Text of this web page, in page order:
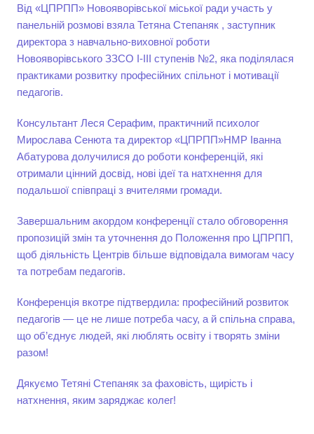
Від «ЦПРПП» Новояворівської міської ради участь у
панельній розмові взяла Тетяна Степаняк , заступник
директора з навчально-виховної роботи
Новояворівського ЗЗСО І-ІІІ ступенів №2, яка поділялася
практиками розвитку професійних спільнот і мотивації
педагогів.
Консультант Леся Серафим, практичний психолог
Мирослава Сенюта та директор «ЦПРПП»НМР Іванна
Абатурова долучилися до роботи конференцій, які
отримали цінний досвід, нові ідеї та натхнення для
подальшої співпраці з вчителями громади.
Завершальним акордом конференції стало обговорення
пропозицій змін та уточнення до Положення про ЦПРПП,
щоб діяльність Центрів більше відповідала вимогам часу
та потребам педагогів.
Конференція вкотре підтвердила: професійний розвиток
педагогів — це не лише потреба часу, а й спільна справа,
що об’єднує людей, які люблять освіту і творять зміни
разом!
Дякуємо Тетяні Степаняк за фаховість, щирість і
натхнення, яким заряджає колег!